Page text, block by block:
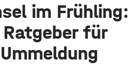
im Frühling:
für